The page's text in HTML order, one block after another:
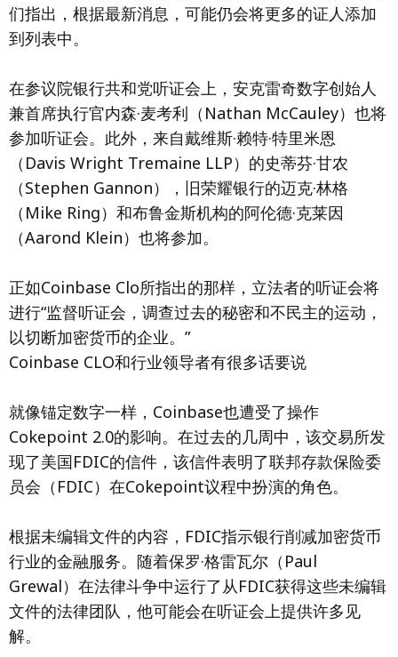
们指出，根据最新消息，可能仍会将更多的证人添加
到列表中。
在参议院银行共和党听证会上，安克雷奇数字创始人
兼首席执行官内森·麦考利（Nathan McCauley）也将
参加听证会。此外，来自戴维斯·赖特·特里米恩
（Davis Wright Tremaine LLP）的史蒂芬·甘农
（Stephen Gannon），旧荣耀银行的迈克·林格
（Mike Ring）和布鲁金斯机构的阿伦德·克莱因
（Aarond Klein）也将参加。
正如Coinbase Clo所指出的那样，立法者的听证会将
进行“监督听证会，调查过去的秘密和不民主的运动，
以切断加密货币的企业。”
Coinbase CLO和行业领导者有很多话要说
就像锚定数字一样，Coinbase也遭受了操作
Cokepoint 2.0的影响。在过去的几周中，该交易所发
现了美国FDIC的信件，该信件表明了联邦存款保险委
员会（FDIC）在Cokepoint议程中扮演的角色。
根据未编辑文件的内容，FDIC指示银行削减加密货币
行业的金融服务。随着保罗·格雷瓦尔（Paul
Grewal）在法律斗争中运行了从FDIC获得这些未编辑
文件的法律团队，他可能会在听证会上提供许多见
解。